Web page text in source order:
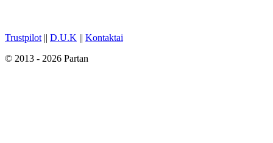
Trustpilot || D.U.K || Kontaktai
© 2013 - 2026 Partan